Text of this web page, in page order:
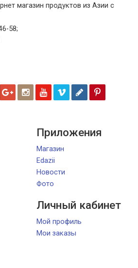
магазин продуктов из Азии с
58;
Приложения
Магазин
Edazii
Новости
Фото
Личный кабинет
Мой профиль
Мои заказы